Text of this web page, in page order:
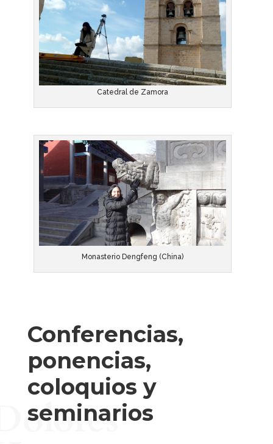
Catedral de Zamora
Monasterio Dengfeng (China)
Conferencias,
ponencias,
coloquios y
seminarios